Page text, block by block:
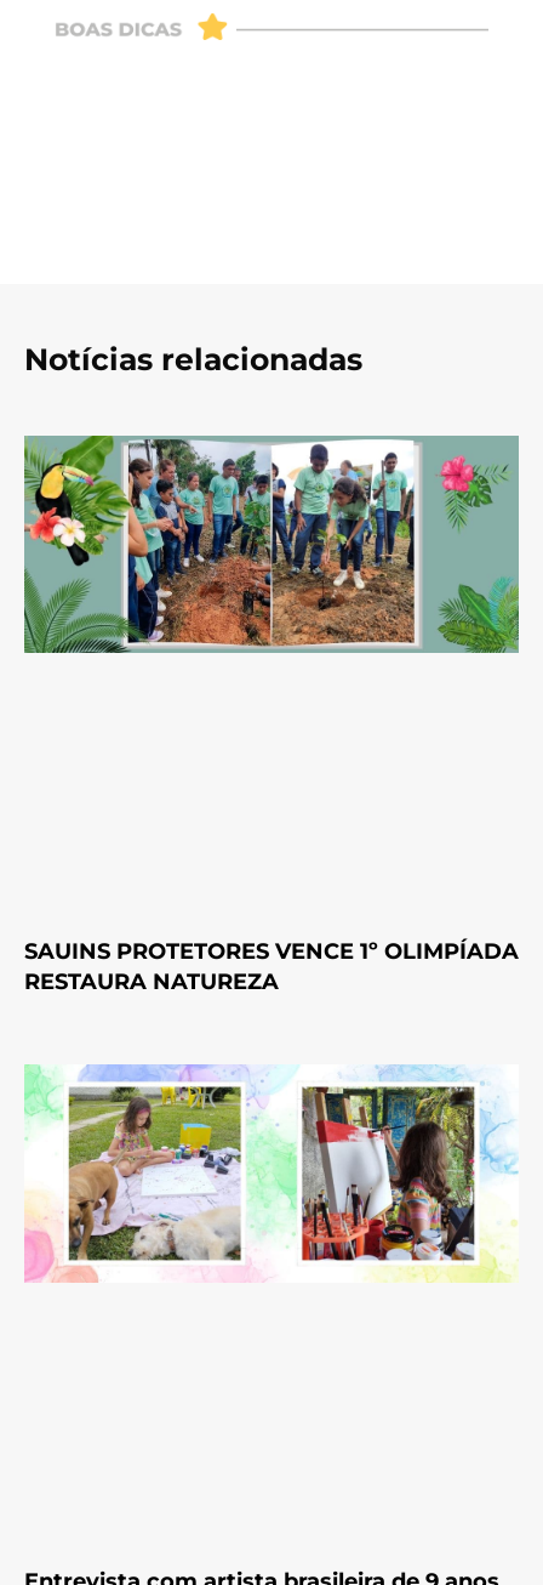
Notícias relacionadas
SAUINS PROTETORES VENCE 1º OLIMPÍADA
RESTAURA NATUREZA